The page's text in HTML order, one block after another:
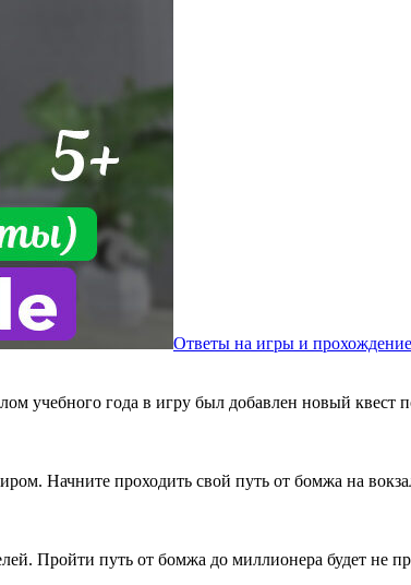
Ответы на игры и прохождение
учебного года в игру был добавлен новый квест
Начните проходить свой путь от бомжа на
Пройти путь от бомжа до миллионера будет не